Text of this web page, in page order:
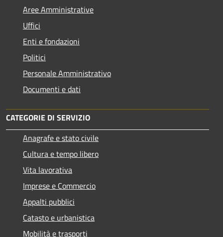
Aree Amministrative
Uffici
Enti e fondazioni
Politici
Personale Amministrativo
Documenti e dati
CATEGORIE DI SERVIZIO
Anagrafe e stato civile
Cultura e tempo libero
Vita lavorativa
Imprese e Commercio
Appalti pubblici
Catasto e urbanistica
Mobilità e trasporti